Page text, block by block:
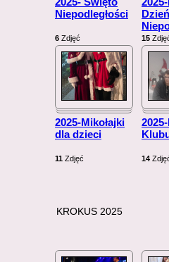
Niepodległości
6 Zdjęć
Dzień
15
2025-Mikołajki
dla dzieci
11 Zdjęć 14
KROKUS 2025